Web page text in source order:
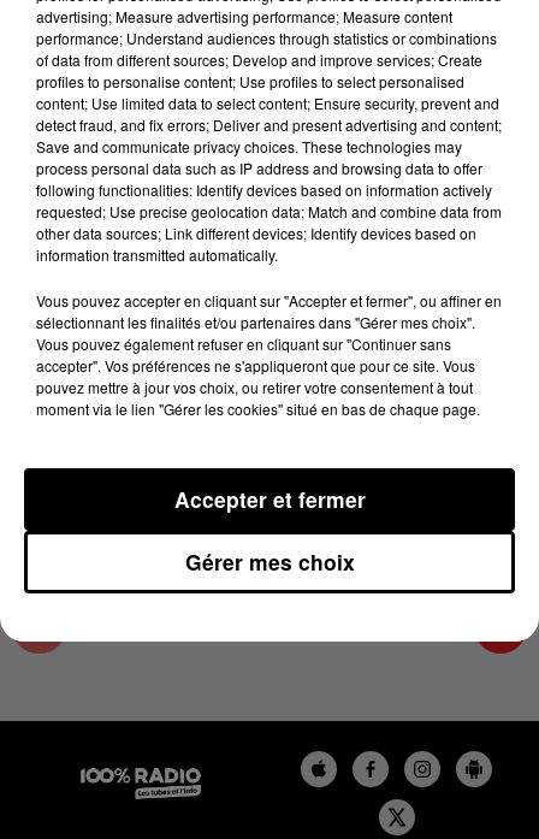
Lecture (4 min 15 sec)
100%
100% Radio les infos du Tarn et Garonne
4 juin 2025 - 4 min 15 sec
LES INFOS DU TARN ET GARONNE DU
04/06/2025 À 08H00
Podcasts infos du Tarn et Garonne
advertising; Measure advertising performance; Measure content
performance; Understand audiences through statistics or combinations
of data from different sources; Develop and improve services; Create
profiles to personalise content; Use profiles to select personalised
content; Use limited data to select content; Ensure security, prevent and
detect fraud, and fix errors; Deliver and present advertising and content;
Save and communicate privacy choices. These technologies may
process personal data such as IP address and browsing data to offer
following functionalities: Identify devices based on information actively
requested; Use precise geolocation data; Match and combine data from
other data sources; Link different devices; Identify devices based on
information transmitted automatically.
Vous pouvez accepter en cliquant sur "Accepter et fermer", ou affiner en
sélectionnant les finalités et/ou partenaires dans "Gérer mes choix".
Vous pouvez également refuser en cliquant sur "Continuer sans
accepter". Vos préférences ne s'appliqueront que pour ce site. Vous
pouvez mettre à jour vos choix, ou retirer votre consentement à tout
moment via le lien "Gérer les cookies" situé en bas de chaque page.
Gérer mes choix
Accepter et fermer